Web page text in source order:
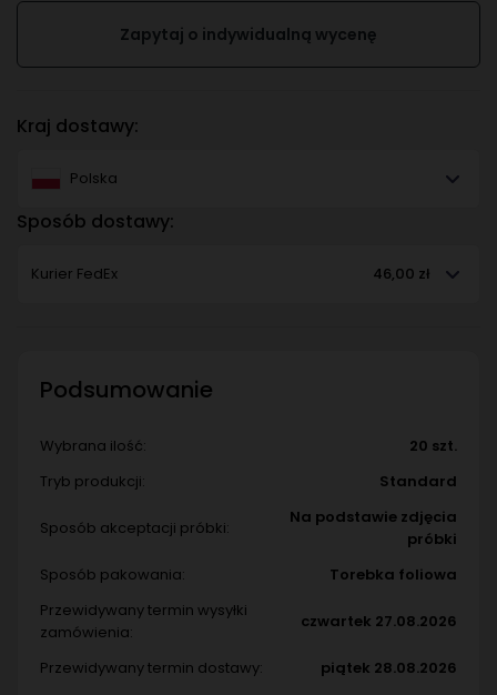
Zapytaj o indywidualną wycenę
Kraj dostawy:
Polska
Sposób dostawy:
Kurier FedEx 46,00 zł
Podsumowanie
Wybrana ilość:
20 szt.
Tryb produkcji:
Standard
Sposób akceptacji próbki:
Na podstawie zdjęcia
próbki
Sposób pakowania:
Torebka foliowa
Przewidywany termin wysyłki
zamówienia:
czwartek 27.08.2026
Przewidywany termin dostawy: piątek 28.08.2026